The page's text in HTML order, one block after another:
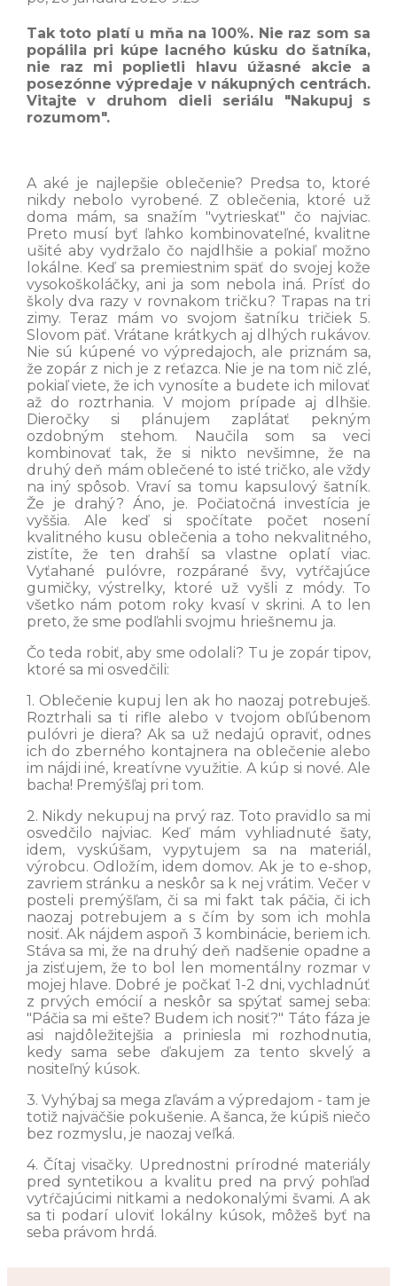
Tak toto platí u mňa na 100%. Nie raz som sa
popálila pri kúpe lacného kúsku do šatníka,
nie raz mi poplietli hlavu úžasné akcie a
posezónne výpredaje v nákupných centrách.
Vitajte v druhom dieli seriálu "Nakupuj s
rozumom".
A aké je najlepšie oblečenie? Predsa to, ktoré
nikdy nebolo vyrobené. Z oblečenia, ktoré už
doma mám, sa snažím "vytrieskať" čo najviac.
Preto musí byť ľahko kombinovateľné, kvalitne
ušité aby vydržalo čo najdlhšie a pokiaľ možno
lokálne. Keď sa premiestnim späť do svojej kože
vysokoškoláčky, ani ja som nebola iná. Prísť do
školy dva razy v rovnakom tričku? Trapas na tri
zimy. Teraz mám vo svojom šatníku tričiek 5.
Slovom päť. Vrátane krátkych aj dlhých rukávov.
Nie sú kúpené vo výpredajoch, ale priznám sa,
že zopár z nich je z reťazca. Nie je na tom nič zlé,
pokiaľ viete, že ich vynosíte a budete ich milovať
až do roztrhania. V mojom prípade aj dlhšie.
Dieročky si plánujem zaplátať pekným
ozdobným stehom. Naučila som sa veci
kombinovať tak, že si nikto nevšimne, že na
druhý deň mám oblečené to isté tričko, ale vždy
na iný spôsob. Vraví sa tomu kapsulový šatník.
Že je drahý? Áno, je. Počiatočná investícia je
vyššia. Ale keď si spočítate počet nosení
kvalitného kusu oblečenia a toho nekvalitného,
zistíte, že ten drahší sa vlastne oplatí viac.
Vyťahané pulóvre, rozpárané švy, vytŕčajúce
gumičky, výstrelky, ktoré už vyšli z módy. To
všetko nám potom roky kvasí v skrini. A to len
preto, že sme podľahli svojmu hriešnemu ja.
Čo teda robiť, aby sme odolali? Tu je zopár tipov,
ktoré sa mi osvedčili:
1. Oblečenie kupuj len ak ho naozaj potrebuješ.
Roztrhali sa ti rifle alebo v tvojom obľúbenom
pulóvri je diera? Ak sa už nedajú opraviť, odnes
ich do zberného kontajnera na oblečenie alebo
im nájdi iné, kreatívne využitie. A kúp si nové. Ale
bacha! Premýšľaj pri tom.
2. Nikdy nekupuj na prvý raz. Toto pravidlo sa mi
osvedčilo najviac. Keď mám vyhliadnuté šaty,
idem, vyskúšam, vypytujem sa na materiál,
výrobcu. Odložím, idem domov. Ak je to e-shop,
zavriem stránku a neskôr sa k nej vrátim. Večer v
posteli premýšľam, či sa mi fakt tak páčia, či ich
naozaj potrebujem a s čím by som ich mohla
nosiť. Ak nájdem aspoň 3 kombinácie, beriem ich.
Stáva sa mi, že na druhý deň nadšenie opadne a
ja zisťujem, že to bol len momentálny rozmar v
mojej hlave. Dobré je počkať 1-2 dni, vychladnúť
z prvých emócií a neskôr sa spýtať samej seba:
"Páčia sa mi ešte? Budem ich nosiť?" Táto fáza je
asi najdôležitejšia a priniesla mi rozhodnutia,
kedy sama sebe ďakujem za tento skvelý a
nositeľný kúsok.
3. Vyhýbaj sa mega zľavám a výpredajom - tam je
totiž najväčšie pokušenie. A šanca, že kúpiš niečo
bez rozmyslu, je naozaj veľká.
4. Čítaj visačky. Uprednostni prírodné materiály
pred syntetikou a kvalitu pred na prvý pohľad
vytŕčajúcimi nitkami a nedokonalými švami. A ak
sa ti podarí uloviť lokálny kúsok, môžeš byť na
seba právom hrdá.